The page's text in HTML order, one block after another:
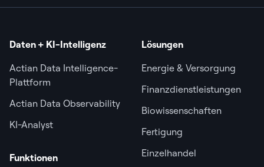
Daten + KI-Intelligenz
Actian Data Intelligence-
Plattform
Actian Data Observability
KI-Analyst
Funktionen
Lösungen
Energie & Versorgung
Finanzdienstleistungen
Biowissenschaften
Fertigung
Einzelhandel